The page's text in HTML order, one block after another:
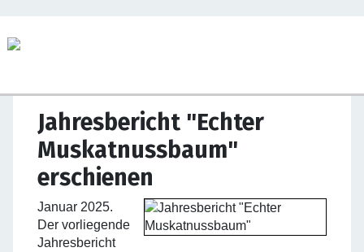
Jahresbericht "Echter
Muskatnussbaum"
erschienen
Januar 2025.
Der vorliegende
Jahresbericht